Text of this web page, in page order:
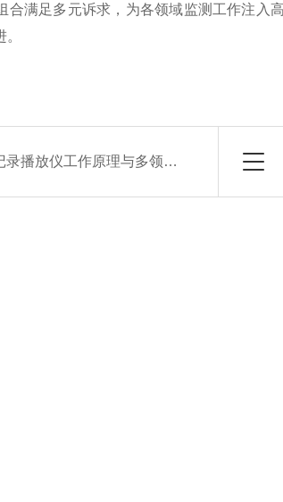
合满足多元诉求，为各领域监测工作注入
放仪工作原理与多领域应用场景解析